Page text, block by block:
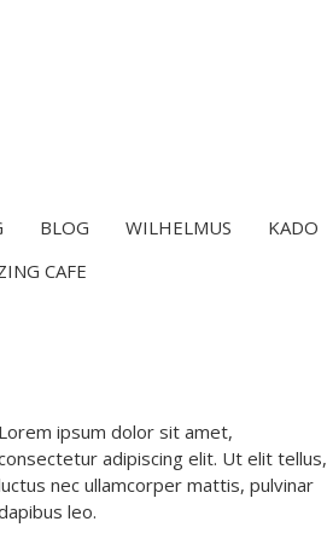
BLOG WILHELMUS
KADO
CAFE
Lorem ipsum dolor sit amet,
adipiscing elit. Ut elit tellus,
nec ullamcorper mattis, pulvinar
leo.